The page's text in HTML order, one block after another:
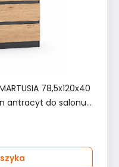
78,5x120x40
antracyt do salonu i